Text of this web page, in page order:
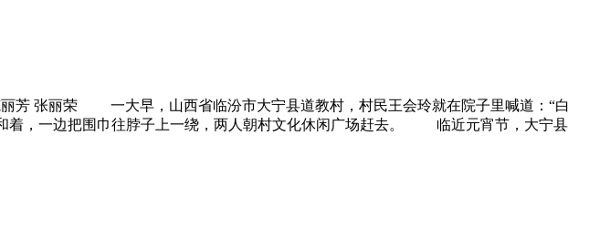
张丽荣 一大早，山西省临汾市大宁县道教村，村民王会玲就在院子里喊道：“白
着，一边把围巾往脖子上一绕，两人朝村文化休闲广场赶去。 临近元宵节，大宁县